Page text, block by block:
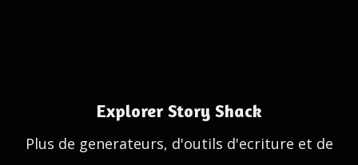
Explorer Story Shack
Plus de generateurs, d'outils d'ecriture et de